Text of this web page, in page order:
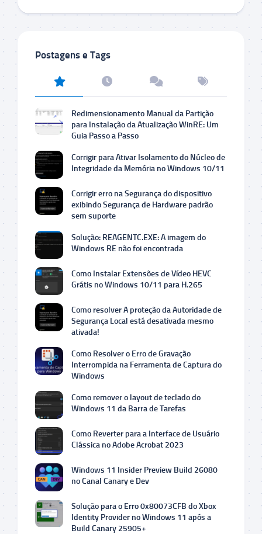
Postagens e Tags
Redimensionamento Manual da Partição
para Instalação da Atualização WinRE: Um
Guia Passo a Passo
Corrigir para Ativar Isolamento do Núcleo de
Integridade da Memória no Windows 10/11
Corrigir erro na Segurança do dispositivo
exibindo Segurança de Hardware padrão
sem suporte
Solução: REAGENTC.EXE: A imagem do
Windows RE não foi encontrada
Como Instalar Extensões de Vídeo HEVC
Grátis no Windows 10/11 para H.265
Como resolver A proteção da Autoridade de
Segurança Local está desativada mesmo
ativada!
Como Resolver o Erro de Gravação
Interrompida na Ferramenta de Captura do
Windows
Como remover o layout de teclado do
Windows 11 da Barra de Tarefas
Como Reverter para a Interface de Usuário
Clássica no Adobe Acrobat 2023
Windows 11 Insider Preview Build 26080
no Canal Canary e Dev
Solução para o Erro 0x80073CFB do Xbox
Identity Provider no Windows 11 após a
Build Canary 25905+